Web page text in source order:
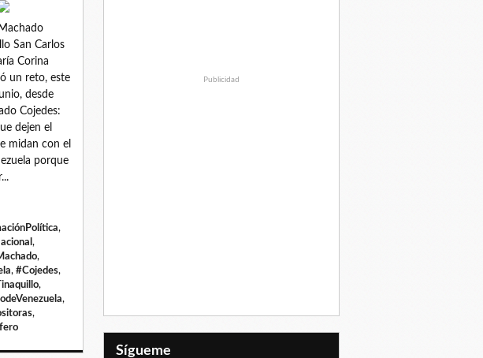
San Carlos
Corina
un reto, este
desde
Cojedes:
dejen el
midan con el
porque
,
,
,
, #Cojedes,
,
,
,
Publicidad
Sígueme